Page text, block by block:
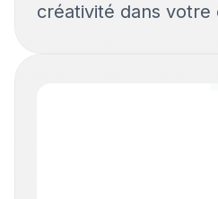
créativité dans votre